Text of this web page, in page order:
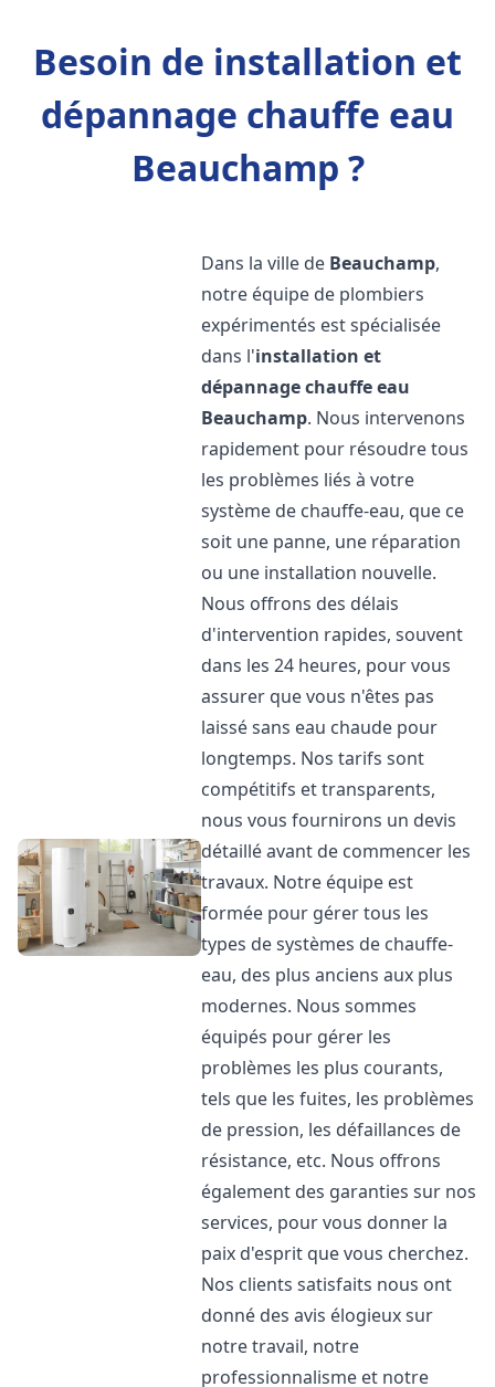
Besoin de installation et
dépannage chauffe eau
Beauchamp ?
Dans la ville de Beauchamp,
notre équipe de plombiers
expérimentés est spécialisée
dans l'installation et
dépannage chauffe eau
Beauchamp. Nous intervenons
rapidement pour résoudre tous
les problèmes liés à votre
système de chauffe-eau, que ce
soit une panne, une réparation
ou une installation nouvelle.
Nous offrons des délais
d'intervention rapides, souvent
dans les 24 heures, pour vous
assurer que vous n'êtes pas
laissé sans eau chaude pour
longtemps. Nos tarifs sont
compétitifs et transparents,
nous vous fournirons un devis
détaillé avant de commencer les
travaux. Notre équipe est
formée pour gérer tous les
types de systèmes de chauffe-
eau, des plus anciens aux plus
modernes. Nous sommes
équipés pour gérer les
problèmes les plus courants,
tels que les fuites, les problèmes
de pression, les défaillances de
résistance, etc. Nous offrons
également des garanties sur nos
services, pour vous donner la
paix d'esprit que vous cherchez.
Nos clients satisfaits nous ont
donné des avis élogieux sur
notre travail, notre
professionnalisme et notre